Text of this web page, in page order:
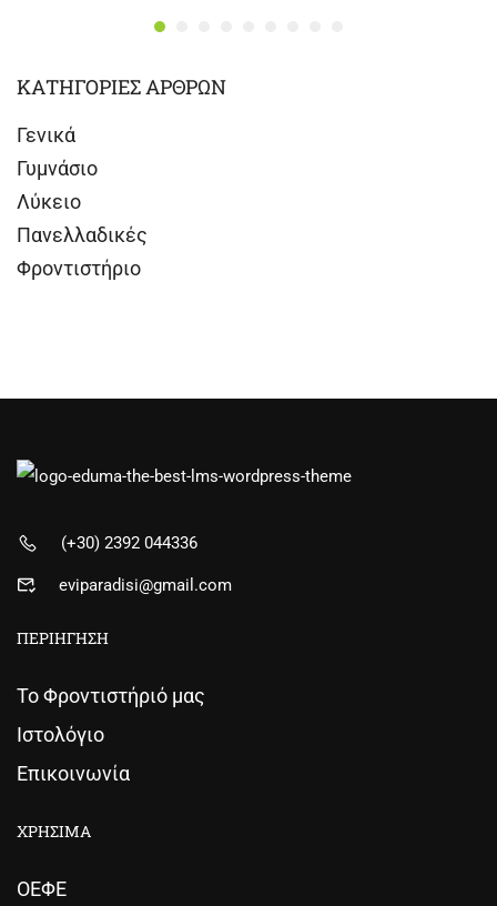
ΚΑΤΗΓΟΡΙΕΣ ΑΡΘΡΩΝ
Γενικά
Γυμνάσιο
Λύκειο
Πανελλαδικές
Φροντιστήριο
(+30) 2392 044336
eviparadisi@gmail.com
ΠΕΡΙΗΓΗΣΗ
Το Φροντιστήριό μας
Ιστολόγιο
Επικοινωνία
ΧΡΗΣΙΜΑ
ΟΕΦΕ